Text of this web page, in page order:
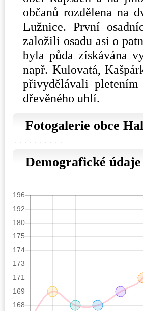
občanů rozdělena na
Lužnice. První
založili osadu asi o
byla půda získávána
např. Kulovatá,
přivydělávali
dřevěného uhlí.
Fotogalerie obce
Demografické údaje